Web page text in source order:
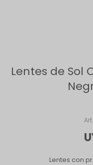
Lentes de Sol
Lentes con